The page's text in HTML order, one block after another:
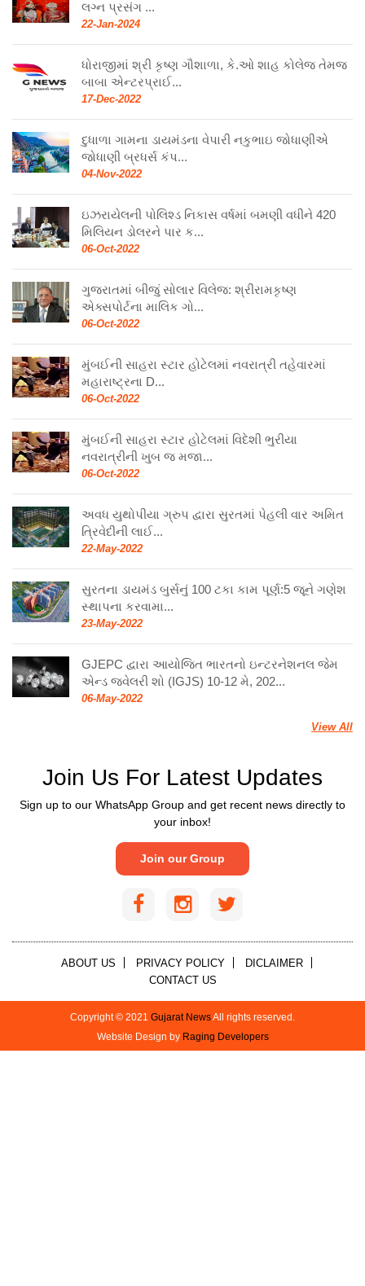
લગ્ન પ્રસંગ ...
22-Jan-2024
ધોરાજીમાં શ્રી કૃષ્ણ ગૌશાળા, કે.ઓ શાહ કોલેજ તેમજ
બાબા એન્ટરપ્રાઈ...
17-Dec-2022
દુધાળા ગામના ડાયમંડના વેપારી નકુભાઇ જોધાણીએ
જોધાણી બ્રધર્સ કંપ...
04-Nov-2022
ઇઝરાયેલની પોલિશ્ડ નિકાસ વર્ષમાં બમણી વધીને 420
મિલિયન ડોલરને પાર ક...
06-Oct-2022
ગુજરાતમાં બીજું સોલાર વિલેજ: શ્રીરામકૃષ્ણ
એક્સપોર્ટના માલિક ગો...
06-Oct-2022
મુંબઈની સાહરા સ્ટાર હોટેલમાં નવરાત્રી તહેવારમાં
મહારાષ્ટ્રના D...
06-Oct-2022
મુંબઈની સાહરા સ્ટાર હોટેલમાં વિદેશી ભુરીયા
નવરાત્રીની ખુબ જ મજા...
06-Oct-2022
અવધ યુથોપીયા ગ્રુપ દ્વારા સુરતમાં પેહલી વાર અમિત
ત્રિવેદીની લાઈ...
22-May-2022
સુરતના ડાયમંડ બુર્સનું 100 ટકા કામ પૂર્ણ:5 જૂને ગણેશ
સ્થાપના કરવામા...
23-May-2022
GJEPC દ્વારા આયોજિત ભારતનો ઇન્ટરનેશનલ જેમ
એન્ડ જ્વેલરી શો (IGJS) 10-12 મે, 202...
06-May-2022
View All
Join Us For Latest Updates
Sign up to our WhatsApp Group and get recent news directly to
your inbox!
Join our Group
ABOUT US PRIVACY POLICY
DICLAIMER
CONTACT US
Copyright © 2021 Gujarat NewsAll rights reserved.
Website Design by Raging Developers